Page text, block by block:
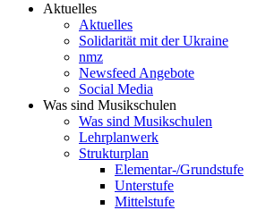
Aktuelles
Aktuelles
Solidarität mit der Ukraine
nmz
Newsfeed Angebote
Social Media
Was sind Musikschulen
Was sind Musikschulen
Lehrplanwerk
Strukturplan
Elementar-/Grundstufe
Unterstufe
Mittelstufe